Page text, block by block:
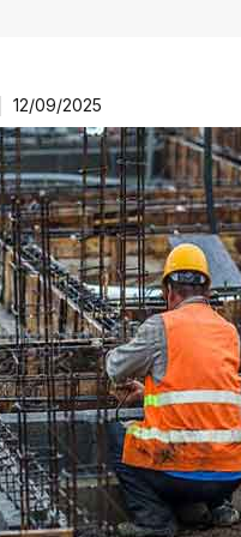
12/09/2025